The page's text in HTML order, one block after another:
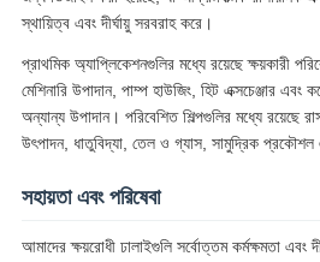
স্থায়িত্ব এবং দীর্ঘায়ু সরবরাহ করে।
প্রাথমিক অ্যাপ্লিকেশনগুলির মধ্যে রয়েছে ক্ষয়কারী
মেশিনারি উপাদান, পাম্প হাউজিং, হিট এক্সচেঞ্জার
অন্যান্য উপাদান। পরিবেশিত শিল্পগুলির মধ্যে রয়েছে
উৎপাদন, ধাতুবিদ্যা, তেল ও গ্যাস, সামুদ্রিক প্রকৌশল
সহায়তা এবং পরিষেবা
আমাদের ক্ষয়রোধী ঢালাইগুলি সর্বোত্তম কর্মক্ষমতা এবং